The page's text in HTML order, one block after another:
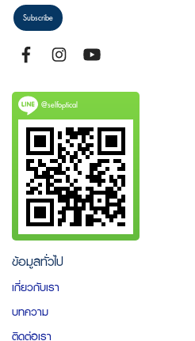
Subscribe
@selfoptical
ข้อมูลทั่วไป
เกี่ยวกับเรา
บทความ
ติดต่อเรา